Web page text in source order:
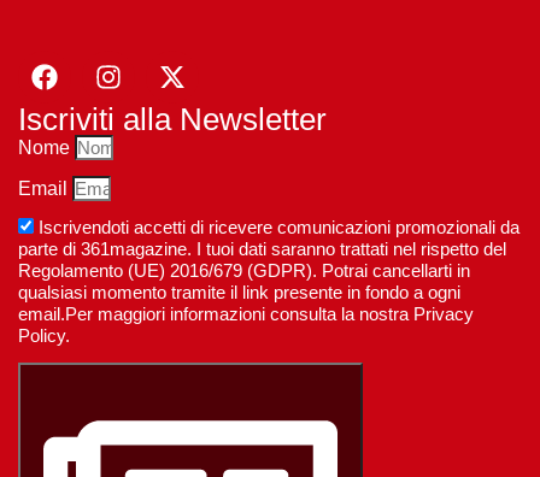
Iscriviti alla Newsletter
Nome
Email
Iscrivendoti accetti di ricevere comunicazioni promozionali da
parte di 361magazine. I tuoi dati saranno trattati nel rispetto del
Regolamento (UE) 2016/679 (GDPR). Potrai cancellarti in
qualsiasi momento tramite il link presente in fondo a ogni
email.Per maggiori informazioni consulta la nostra Privacy
Policy.